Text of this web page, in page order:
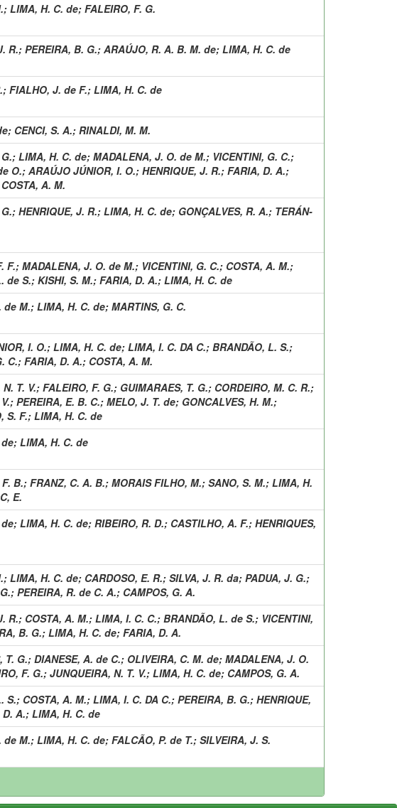
; LIMA, H. C. de; FALEIRO, F. G.
R.; PEREIRA, B. G.; ARAÚJO, R. A. B. M. de; LIMA, H. C. de
; FIALHO, J. de F.; LIMA, H. C. de
; CENCI, S. A.; RINALDI, M. M.
; LIMA, H. C. de; MADALENA, J. O. de M.; VICENTINI, G. C.;
O.; ARAÚJO JÚNIOR, I. O.; HENRIQUE, J. R.; FARIA, D. A.;
COSTA, A. M.
; HENRIQUE, J. R.; LIMA, H. C. de; GONÇALVES, R. A.; TERÁN-
F.; MADALENA, J. O. de M.; VICENTINI, G. C.; COSTA, A. M.;
de S.; KISHI, S. M.; FARIA, D. A.; LIMA, H. C. de
de M.; LIMA, H. C. de; MARTINS, G. C.
I. O.; LIMA, H. C. de; LIMA, I. C. DA C.; BRANDÃO, L. S.;
C.; FARIA, D. A.; COSTA, A. M.
T. V.; FALEIRO, F. G.; GUIMARAES, T. G.; CORDEIRO, M. C. R.;
; PEREIRA, E. B. C.; MELO, J. T. de; GONCALVES, H. M.;
S. F.; LIMA, H. C. de
; LIMA, H. C. de
B.; FRANZ, C. A. B.; MORAIS FILHO, M.; SANO, S. M.; LIMA, H.
E.
; LIMA, H. C. de; RIBEIRO, R. D.; CASTILHO, A. F.; HENRIQUES,
; LIMA, H. C. de; CARDOSO, E. R.; SILVA, J. R. da; PADUA, J. G.;
; PEREIRA, R. de C. A.; CAMPOS, G. A.
R.; COSTA, A. M.; LIMA, I. C. C.; BRANDÃO, L. de S.; VICENTINI,
B. G.; LIMA, H. C. de; FARIA, D. A.
T. G.; DIANESE, A. de C.; OLIVEIRA, C. M. de; MADALENA, J. O.
F. G.; JUNQUEIRA, N. T. V.; LIMA, H. C. de; CAMPOS, G. A.
S.; COSTA, A. M.; LIMA, I. C. DA C.; PEREIRA, B. G.; HENRIQUE,
A.; LIMA, H. C. de
de M.; LIMA, H. C. de; FALCÃO, P. de T.; SILVEIRA, J. S.